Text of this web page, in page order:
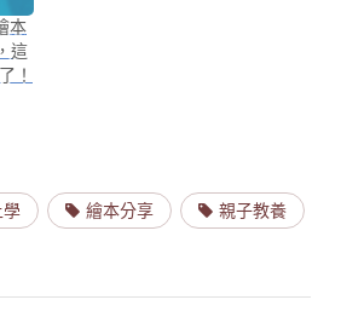
本
這
！
學 繪本分享
親子教養